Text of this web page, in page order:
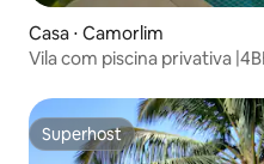
Casa ⋅ Camorlim
Vila com piscina privativa
Superhost
Superhost